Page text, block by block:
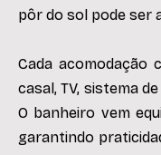
pôr do sol pode ser
Cada acomodação
casal, TV, sistema
O banheiro vem
garantindo